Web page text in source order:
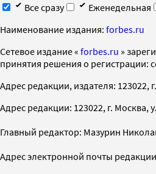
Все сразу
Еженедельная
Наименование издания: forbes.ru
Cетевое издание « forbes.ru »
принятия решения о регистрации:
Адрес редакции, издателя: 123022,
Адрес редакции: 123022, г. Москва,
Главный редактор: Мазурин
Адрес электронной почты